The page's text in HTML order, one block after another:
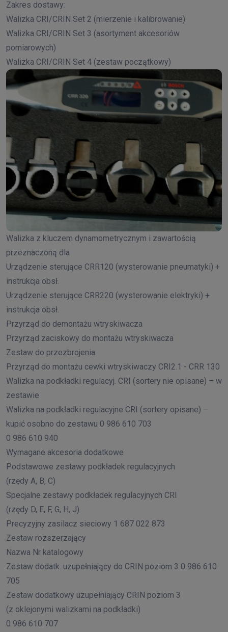
Zakres dostawy:
Walizka CRI/CRIN Set 2 (mierzenie i kalibrowanie)
Walizka CRI/CRIN Set 3 (asortyment akcesoriów
pomiarowych)
Walizka CRI/CRIN Set 4 (zestaw początkowy)
Walizka z kluczem dynamometrycznym i zawartością
przeznaczoną dla
Urządzenie sterujące CRR120 (wysterowanie pneumatyki) +
instrukcja obsł.
Urządzenie sterujące CRR220 (wysterowanie elektryki) +
instrukcja obsł.
Przyrząd do demontażu wtryskiwacza
Przyrząd zaciskowy do montażu wtryskiwacza
Zestaw do przezbrojenia
Przyrząd do montażu cewki wtryskiwaczy CRI2.1 - CRR 130
Walizka na podkładki regulacyj. CRI (sortery nie opisane) – w
zestawie
Walizka na podkładki regulacyjne CRI (sortery opisane) –
kupić osobno do zestawu 0 986 610 703
0 986 610 940
Wymagane akcesoria dodatkowe
Podstawowe zestawy podkładek regulacyjnych
(rzędy A, B, C)
Specjalne zestawy podkładek regulacyjnych CRI
(rzędy D, E, F, G, H, J)
Precyzyjny zasilacz sieciowy 1 687 022 873
Zestaw rozszerzający
Nazwa Nr katalogowy
Zestaw dodatk. uzupełniający do CRIN poziom 3 0 986 610
705
Zestaw dodatkowy uzupełniający CRIN poziom 3
(z oklejonymi walizkami na podkładki)
0 986 610 707